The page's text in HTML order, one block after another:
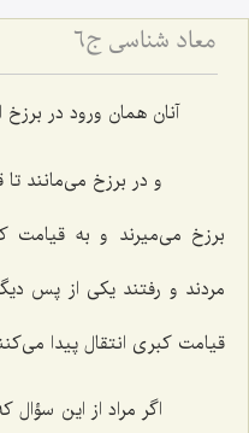
معاد شناسی ج6
آنان همان ورود در
و در برزخ مى‌مانند
برزخ مى‌میرند و به قیامت
مردند و رفتند یكى از پس
قیامت كبرى انتقال پیدا
اگر مراد از این